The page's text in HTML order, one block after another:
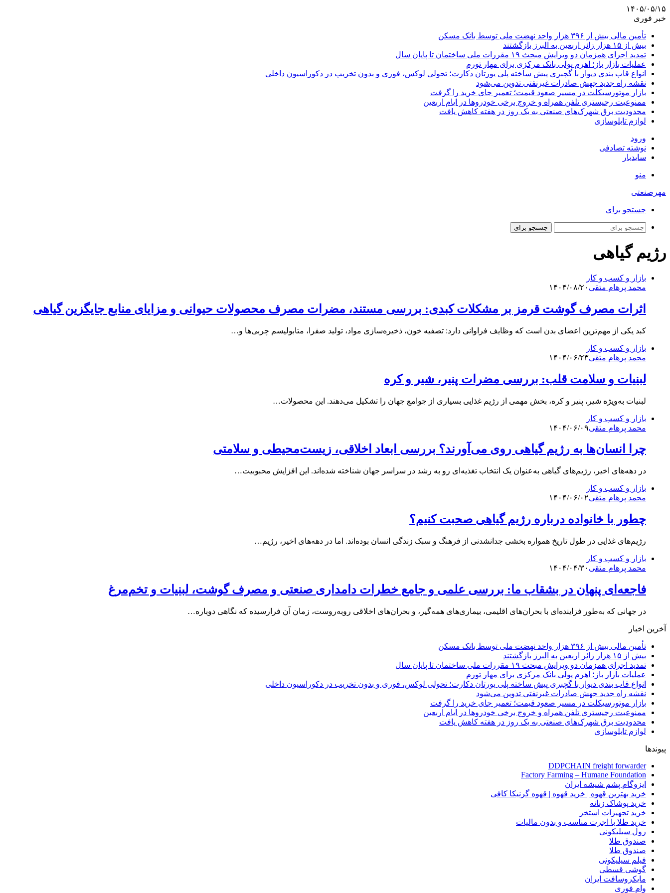
۱۴۰۵/۰۵/۱۵
خبر فوری
تأمین مالی بیش از ۳۹۶ هزار واحد نهضت ملی توسط بانک مسکن
بیش از ۱۵ هزار زائر اربعین به البرز بازگشتند
تمدید اجرای همزمان دو ویرایش مبحث ۱۹ مقررات ملی ساختمان تا پایان سال
عملیات بازار باز؛ اهرم پولی بانک مرکزی برای مهار تورم
انواع قاب بندی دیوار با گچبری پیش ساخته پلی یورتان دکارت؛ تحولی لوکس، فوری و بدون تخریب در دکوراسیون داخلی
نقشه راه جدید جهش صادرات غیرنفتی تدوین می‌شود
بازار موتورسیکلت در مسیر صعود قیمت؛ تعمیر جای خرید را گرفت
ممنوعیت رجیستری تلفن همراه و خروج برخی خودروها در ایام اربعین
محدودیت برق شهرک‌های صنعتی به یک روز در هفته کاهش یافت
لوازم تابلوسازی
ورود
نوشته تصادفی
سایدبار
منو
مهرصنعتی
جستجو برای
جستجو برای
رژیم گیاهی
بازار و کسب و کار
محمد پرهام متقی ۱۴۰۴/۰۸/۲۰
اثرات مصرف گوشت قرمز بر مشکلات کبدی: بررسی مستند، مضرات مصرف محصولات حیوانی و مزایای منابع جایگزین گیاهی
کبد یکی از مهم‌ترین اعضای بدن است که وظایف فراوانی دارد: تصفیه خون، ذخیره‌سازی مواد، تولید صفرا، متابولیسم چربی‌ها و…
بازار و کسب و کار
محمد پرهام متقی۱۴۰۴/۰۶/۲۳
لبنیات و سلامت قلب: بررسی مضرات پنیر، شیر و کره
لبنیات به‌ویژه شیر، پنیر و کره، بخش مهمی از رژیم غذایی بسیاری از جوامع جهان را تشکیل می‌دهند. این محصولات…
بازار و کسب و کار
محمد پرهام متقی۱۴۰۴/۰۶/۰۹
چرا انسان‌ها به رژیم گیاهی روی می‌آورند؟ بررسی ابعاد اخلاقی، زیست‌محیطی و سلامتی
در دهه‌های اخیر، رژیم‌های گیاهی به‌عنوان یک انتخاب تغذیه‌ای رو به رشد در سراسر جهان شناخته شده‌اند. این افزایش محبوبیت…
بازار و کسب و کار
محمد پرهام متقی۱۴۰۴/۰۶/۰۲
چطور با خانواده درباره رژیم گیاهی صحبت کنیم؟
رژیم‌های غذایی در طول تاریخ همواره بخشی جدانشدنی از فرهنگ و سبک زندگی انسان بوده‌اند. اما در دهه‌های اخیر، رژیم…
بازار و کسب و کار
محمد پرهام متقی ۱۴۰۴/۰۴/۳۰
فاجعه‌ای پنهان در بشقاب ما: بررسی علمی و جامع خطرات دامداری صنعتی و مصرف گوشت، لبنیات و تخم‌مرغ
در جهانی که به‌طور فزاینده‌ای با بحران‌های اقلیمی، بیماری‌های همه‌گیر، و بحران‌های اخلاقی روبه‌روست، زمان آن فرارسیده که نگاهی دوباره…
آخرین اخبار
تأمین مالی بیش از ۳۹۶ هزار واحد نهضت ملی توسط بانک مسکن
بیش از ۱۵ هزار زائر اربعین به البرز بازگشتند
تمدید اجرای همزمان دو ویرایش مبحث ۱۹ مقررات ملی ساختمان تا پایان سال
عملیات بازار باز؛ اهرم پولی بانک مرکزی برای مهار تورم
انواع قاب بندی دیوار با گچبری پیش ساخته پلی یورتان دکارت؛ تحولی لوکس، فوری و بدون تخریب در دکوراسیون داخلی
نقشه راه جدید جهش صادرات غیرنفتی تدوین می‌شود
بازار موتورسیکلت در مسیر صعود قیمت؛ تعمیر جای خرید را گرفت
ممنوعیت رجیستری تلفن همراه و خروج برخی خودروها در ایام اربعین
محدودیت برق شهرک‌های صنعتی به یک روز در هفته کاهش یافت
لوازم تابلوسازی
پیوندها
DDPCHAIN freight forwarder
Factory Farming – Humane Foundation
ایزوگام پشم شیشه ایران
خرید بهترین قهوه | خرید قهوه | قهوه گرنیکا کافی
خرید پوشاک زنانه
خرید تجهیزات استخر
خرید طلا با اجرت مناسب و بدون مالیات
رول سیلیکونی
صندوق طلا
صندوق طلا
فیلم سیلیکونی
گوشی قسطی
مایکروسافت ایران
وام فوری